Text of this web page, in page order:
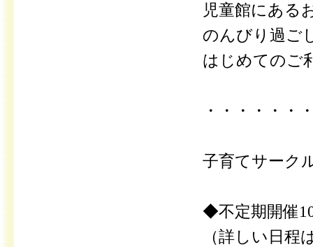
児童館にある
のんびり過ご
はじめてのご
・・・・・・
子育てサーク
◆不定期開催
（詳しい日